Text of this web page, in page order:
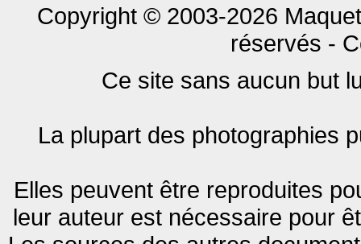
Copyright © 2003-2026
réservés -
Ce site sans aucun but
La plupart des photographies
Elles peuvent être reproduites
leur auteur est nécessaire pour